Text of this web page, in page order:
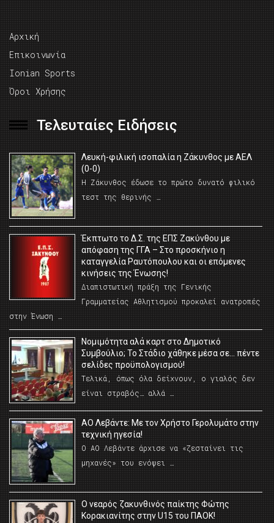
Αρχική
Επικοινωνία
Ionian Sports
Όροι Χρήσης
Τελευταίες Ειδήσεις
Λευκή-φιλική ισοπαλία η Ζάκυνθος με ΑΕΛ
(0-0)
Η Ζάκυνθος έδωσε το πρώτο δυνατό φιλικό
τεστ της θερινής …
Έκπτωτο το Δ.Σ. της ΕΠΣ Ζακύνθου με
απόφαση της ΓΓΑ – Στο προσκήνιο η
καταγγελία Ραυτόπουλου και οι επόμενες
κινήσεις της Ένωσης!
Διαπιστωτική πράξη της Γενικής
Γραμματείας Αθλητισμού προκαλεί ανατροπές
στην Ένωση …
Νομιμότητα αλά καρτ στο Δημοτικό
Συμβούλιο; Το Στάδιο χάθηκε μέσα σε… πέντε
σελίδες προϋπολογισμού!
Τελικά, όπως όλα δείχνουν, ο γιαλός δεν
είναι στραβός… αλλά …
ΑΟ Λεβάντε: Με τον Χρήστο Γερολυμάτο στην
τεχνική ηγεσία!
Ο ΑΟ Λεβάντε άρχισε να «ζεσταίνει τις
μηχανές» του ενόψει …
O νεαρός ζακυνθινός παίκτης Φώτης
Κορακιανίτης στην U15 του ΠΑΟΚ!